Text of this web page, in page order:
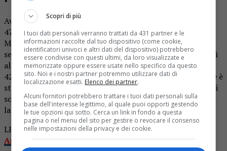
Aveva un valore nel sangue oltre tre volte il consentito il
47enne ucraino fermato dalla Polstrada di Arona in via
Milano a bordo della Ford Fiesta. All’etilometro ha fatto
segnare un valore di 2.85 grammi litro. Si è proceduto così
alla denuncia a piede libero e al sequestro del veicolo. Un
42enne di Borgoticino fermato sulla Statale del Sempione è
stato invece sorpreso alla guida dell’auto sotto l’effetto di
sostanze stupefacenti. Anche nei suoi confronti è arrivata
la denuncia.
LEGGI ANCHE:Sequestrate 166 auto dalla Polstrada di
Arona in due mesi
Scopri di più
I tuoi dati personali verranno trattati da 431 partner e le
informazioni raccolte dal tuo dispositivo (come cookie,
identificatori univoci e altri dati del dispositivo) potrebbero
essere condivise con questi ultimi, da loro visualizzate e
memorizzate oppure essere usate nello specifico da questo
sito. Noi e i nostri partner potremmo utilizzare dati di
localizzazione esatti. Elenco dei partner.
Alcuni fornitori potrebbero trattare i tuoi dati personali sulla
base dell'interesse legittimo, al quale puoi opporti gestendo
le tue opzioni qui sotto. Cerca un link in fondo a questa
pagina o nel menu del sito per gestire o revocare il consenso
nelle impostazioni della privacy e dei cookie.